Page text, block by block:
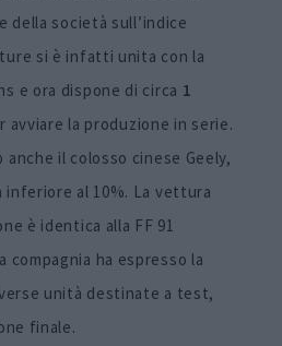
della società sull’indice
si è infatti unita con la
e ora dispone di circa 1
avviare la produzione in serie.
il colosso cinese Geely,
al 10%. La vettura
è identica alla FF 91
compagnia ha espresso la
unità destinate a test,
finale.